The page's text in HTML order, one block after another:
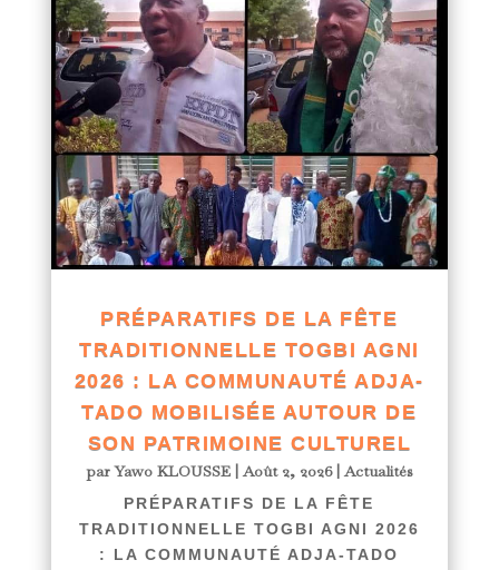
PRÉPARATIFS DE LA FÊTE
TRADITIONNELLE TOGBI AGNI
2026 : LA COMMUNAUTÉ ADJA-
TADO MOBILISÉE AUTOUR DE
SON PATRIMOINE CULTUREL
parYawo KLOUSSE|Août 2, 2026|Actualités
PRÉPARATIFS DE LA FÊTE
TRADITIONNELLE TOGBI AGNI 2026
: LA COMMUNAUTÉ ADJA-TADO